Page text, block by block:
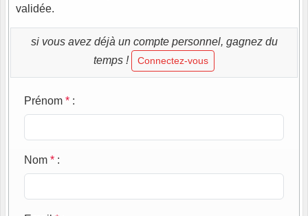
validée.
si vous avez déjà un compte personnel, gagnez du
temps !
Connectez-vous
Prénom * :
Nom * :